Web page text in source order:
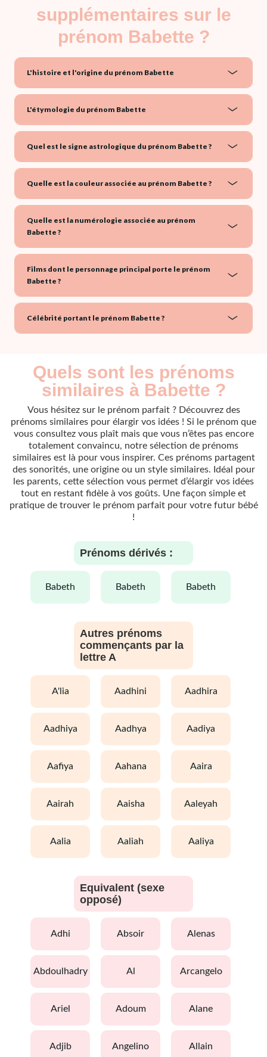
supplémentaires sur le
prénom Babette ?
L'histoire et l'origine du prénom Babette
L'étymologie du prénom Babette
Quel est le signe astrologique du prénom Babette ?
Quelle est la couleur associée au prénom Babette ?
Quelle est la numérologie associée au prénom
Babette ?
Films dont le personnage principal porte le prénom
Babette ?
Célébrité portant le prénom Babette ?
Quels sont les prénoms
similaires à Babette ?
Vous hésitez sur le prénom parfait ? Découvrez des
prénoms similaires pour élargir vos idées ! Si le prénom que
vous consultez vous plaît mais que vous n’êtes pas encore
totalement convaincu, notre sélection de prénoms
similaires est là pour vous inspirer. Ces prénoms partagent
des sonorités, une origine ou un style similaires. Idéal pour
les parents, cette sélection vous permet d’élargir vos idées
tout en restant fidèle à vos goûts. Une façon simple et
pratique de trouver le prénom parfait pour votre futur bébé
!
Prénoms dérivés :
babeth babeth babeth
Autres prénoms
commençants par la
lettre A
a'lia aadhini aadhira
aadhiya aadhya aadiya
aafiya aahana aaira
aairah aaisha aaleyah
aalia aaliah aaliya
Equivalent (sexe
opposé)
adhi absoir alenas
abdoulhadry al arcangelo
ariel adoum alane
adjib angelino allain